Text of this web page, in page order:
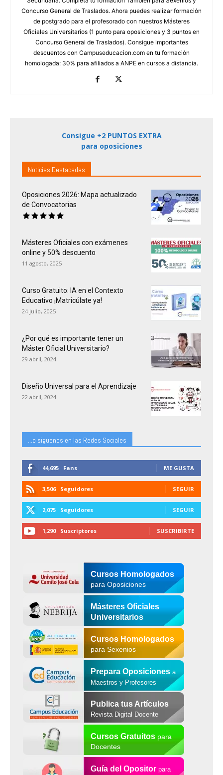
Concurso General de Traslados. Ahora puedes realizar formación
de postgrado para el profesorado con nuestros Másteres
Oficiales Universitarios (1 punto para oposiciones y 3 puntos en
Concurso General de Traslados). Consigue importantes
descuentos con Campuseducacion.com en tu formación
homologada: 30% para afiliados a ANPE en cursos a distancia.
Consigue +2 PUNTOS EXTRA
para oposiciones
Noticias Destacadas
Oposiciones 2026: Mapa actualizado
de Convocatorias
Másteres Oficiales con exámenes
online y 50% descuento
11 agosto, 2025
Curso Gratuito: IA en el Contexto
Educativo ¡Matricúlate ya!
24 julio, 2025
¿Por qué es importante tener un
Máster Oficial Universitario?
29 abril, 2024
Diseño Universal para el Aprendizaje
22 abril, 2024
...o siguenos en las Redes Sociales
44,695 Fans ME GUSTA
3,506 Seguidores SEGUIR
2,075 Seguidores SEGUIR
1,290 Suscriptores SUSCRIBIRTE
Cursos Homologados
para Oposiciones
Másteres Oficiales
Universitarios
Cursos Homologados
para Sexenios
Prepara Oposiciones a
Maestros y Profesores
Publica tus Artículos
Revista Digital Docente
Cursos Gratuitospara
Docentes
Guía del Opositor para